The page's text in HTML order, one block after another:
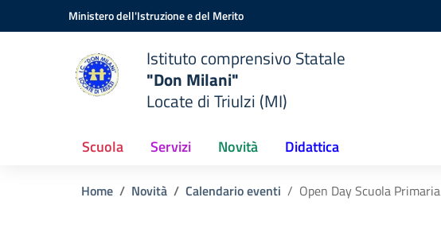
Vai ai contenuti
Vai al menu di navigazioneMinistero dell'Istruzione e del Merito
Istituto comprensivo Statale
"Don Milani"
Locate di Triulzi (MI)
Scuola Servizi Novità Didattica
Home Novità Calendario eventi Open Day Scuola Primaria